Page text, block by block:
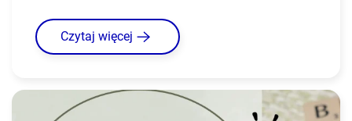
Czytaj więcej